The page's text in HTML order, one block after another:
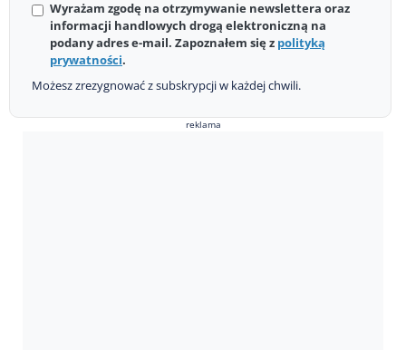
Wyrażam zgodę na otrzymywanie newslettera oraz
informacji handlowych drogą elektroniczną na
podany adres e-mail. Zapoznałem się z polityką
prywatności.
Możesz zrezygnować z subskrypcji w każdej chwili.
reklama